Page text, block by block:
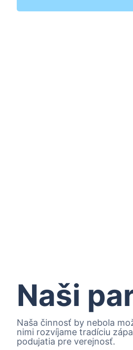
Naši
Naša činnosť by nebola
nimi rozvíjame tradíciu
podujatia pre verejnosť.